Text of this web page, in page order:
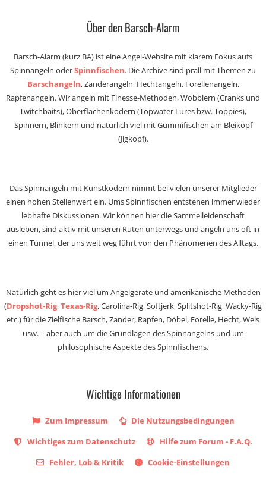
Über den Barsch-Alarm
Barsch-Alarm (kurz BA) ist eine Angel-Website mit klarem Fokus aufs
Spinnangeln oderSpinnfischen. Die Archive sind prall mit Themen zu
Barschangeln, Zanderangeln, Hechtangeln, Forellenangeln,
Rapfenangeln. Wir angeln mit Finesse-Methoden, Wobblern (Cranks und
Twitchbaits), Oberflächenködern (Topwater Lures bzw. Toppies),
Spinnern, Blinkern und natürlich viel mit Gummifischen am Bleikopf
(Jigkopf).
Das Spinnangeln mit Kunstködern nimmt bei vielen unserer Mitglieder
einen hohen Stellenwert ein. Ums Spinnfischen entstehen immer wieder
lebhafte Diskussionen. Wir können hier die Sammelleidenschaft
ausleben, sind aktiv mit unseren Ruten unterwegs und angeln uns oft in
einen Tunnel, der uns weit weg führt von den Phänomenen des Alltags.
Natürlich geht es hier viel um Angelgeräte und amerikanische Methoden
(Dropshot-Rig,Texas-Rig, Carolina-Rig, Softjerk, Splitshot-Rig, Wacky-Rig
etc.) für die Zielfische Barsch, Zander, Rapfen, Döbel, Forelle, Hecht, Wels
usw. – aber auch um die Grundlagen des Spinnangelns und um
philosophische Aspekte des Spinnfischens.
Wichtige Informationen
Zum Impressum
Die Nutzungsbedingungen
Wichtiges zum Datenschutz
Hilfe zum Forum - F.A.Q.
Fehler, Lob & Kritik
Cookie-Einstellungen